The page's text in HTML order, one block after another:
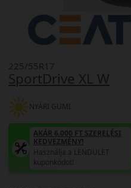
SportDrive XL W
225/55R17
NYÁRI GUMI
AKÁR 6.000 FT SZERELÉSI
KEDVEZMÉNY!
Használja a LENDÜLET
kuponkódot!